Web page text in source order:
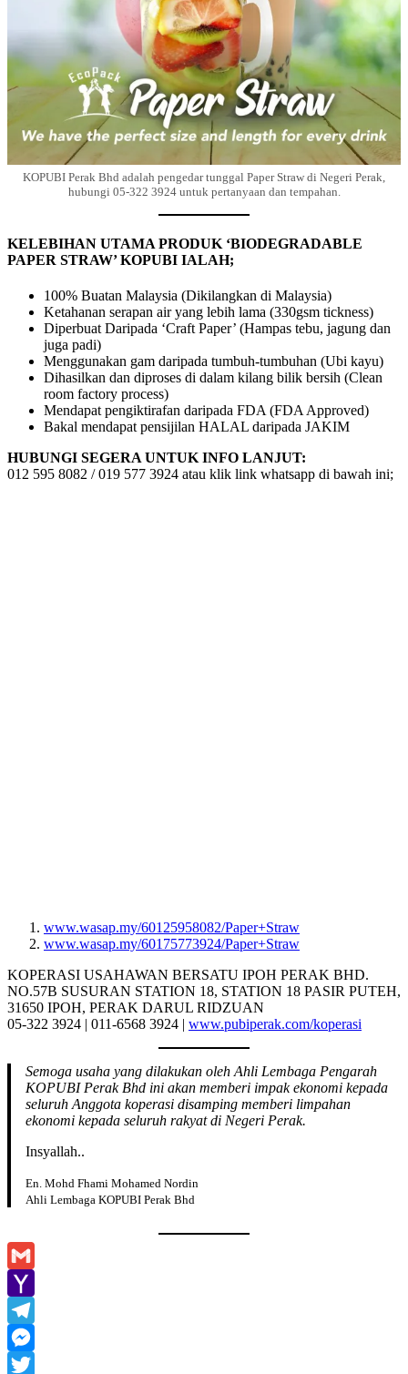
KOPUBI Perak Bhd adalah pengedar tunggal Paper Straw di Negeri Perak,
hubungi 05-322 3924 untuk pertanyaan dan tempahan.
KELEBIHAN UTAMA PRODUK ‘BIODEGRADABLE
PAPER STRAW’ KOPUBI IALAH;
100% Buatan Malaysia (Dikilangkan di Malaysia)
Ketahanan serapan air yang lebih lama (330gsm tickness)
Diperbuat Daripada ‘Craft Paper’ (Hampas tebu, jagung dan
juga padi)
Menggunakan gam daripada tumbuh-tumbuhan (Ubi kayu)
Dihasilkan dan diproses di dalam kilang bilik bersih (Clean
room factory process)
Mendapat pengiktirafan daripada FDA (FDA Approved)
Bakal mendapat pensijilan HALAL daripada JAKIM
HUBUNGI SEGERA UNTUK INFO LANJUT:
012 595 8082 / 019 577 3924 atau klik link whatsapp di bawah ini;
www.wasap.my/60125958082/Paper+Straw
www.wasap.my/60175773924/Paper+Straw
KOPERASI USAHAWAN BERSATU IPOH PERAK BHD.
NO.57B SUSURAN STATION 18, STATION 18 PASIR PUTEH,
31650 IPOH, PERAK DARUL RIDZUAN
05-322 3924 | 011-6568 3924 | www.pubiperak.com/koperasi
Semoga usaha yang dilakukan oleh Ahli Lembaga Pengarah
KOPUBI Perak Bhd ini akan memberi impak ekonomi kepada
seluruh Anggota koperasi disamping memberi limpahan
ekonomi kepada seluruh rakyat di Negeri Perak.
Insyallah..
En. Mohd Fhami Mohamed Nordin
Ahli Lembaga KOPUBI Perak Bhd
Gmail
Yahoo
Mail
Telegram
Messenger